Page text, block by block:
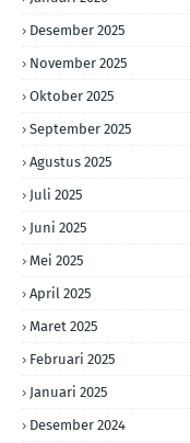
Desember 2025
November 2025
Oktober 2025
September 2025
Agustus 2025
Juli 2025
Juni 2025
Mei 2025
April 2025
Maret 2025
Februari 2025
Januari 2025
Desember 2024